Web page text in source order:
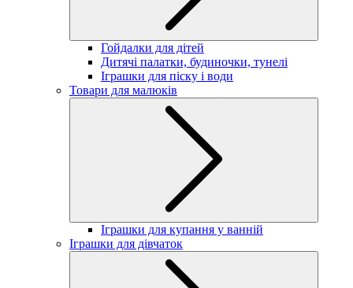
Гойдалки для дітей
Дитячі палатки, будиночки, тунелі
Іграшки для піску і води
Товари для малюків
Іграшки для купання у ванній
Іграшки для дівчаток